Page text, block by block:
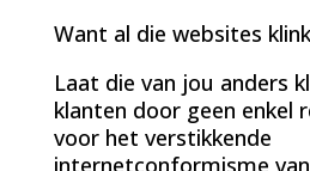
Want al die websites
Laat die van jou anders
klanten door geen enkel
voor het verstikkende
internetconformisme